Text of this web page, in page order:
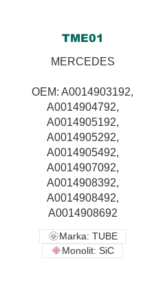
TME01
MERCEDES
OEM: A0014903192,
A0014904792,
A0014905192,
A0014905292,
A0014905492,
A0014907092,
A0014908392,
A0014908492,
A0014908692
Marka: TUBE
Monolit: SiC